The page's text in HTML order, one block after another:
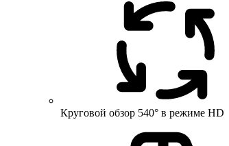
Круговой обзор 540° в режиме HD